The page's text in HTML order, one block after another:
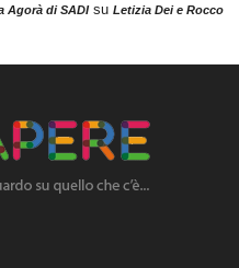
Agorà di SADIsu Letizia Dei e Rocco